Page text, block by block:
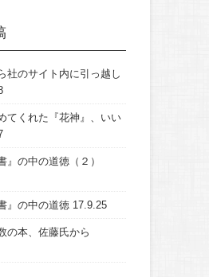
社のサイト内に引っ越し
てくれた『花神』、いい
』の中の道徳（２）
』の中の道徳 17.9.25
の本、佐藤氏から